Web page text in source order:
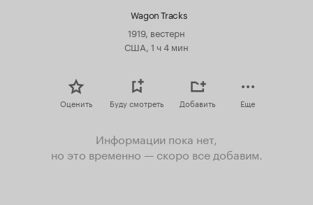
Wagon Tracks
1919, вестерн
США, 1 ч 4 мин
Оценить Буду смотреть Добавить Еще
Информации пока нет,
но это временно — скоро все добавим.